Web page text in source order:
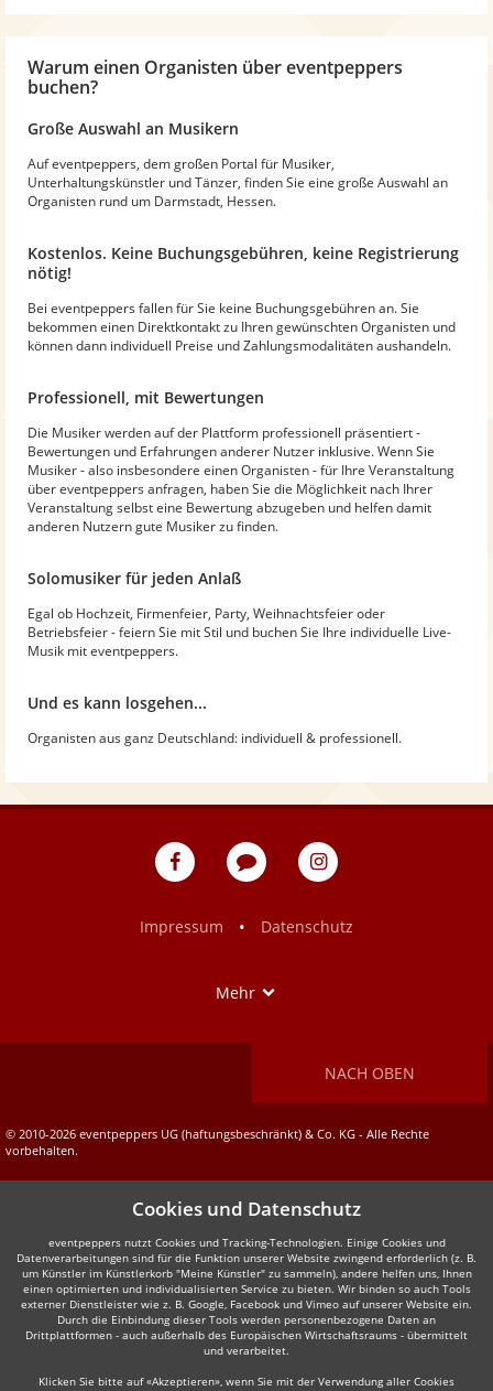
Warum einen Organisten über eventpeppers
buchen?
Große Auswahl an Musikern
Auf eventpeppers, dem großen Portal für Musiker,
Unterhaltungskünstler und Tänzer, finden Sie eine große Auswahl an
Organisten rund um Darmstadt, Hessen.
Kostenlos. Keine Buchungsgebühren, keine Registrierung
nötig!
Bei eventpeppers fallen für Sie keine Buchungsgebühren an. Sie
bekommen einen Direktkontakt zu Ihren gewünschten Organisten und
können dann individuell Preise und Zahlungsmodalitäten aushandeln.
Professionell, mit Bewertungen
Die Musiker werden auf der Plattform professionell präsentiert -
Bewertungen und Erfahrungen anderer Nutzer inklusive. Wenn Sie
Musiker - also insbesondere einen Organisten - für Ihre Veranstaltung
über eventpeppers anfragen, haben Sie die Möglichkeit nach Ihrer
Veranstaltung selbst eine Bewertung abzugeben und helfen damit
anderen Nutzern gute Musiker zu finden.
Solomusiker für jeden Anlaß
Egal ob Hochzeit, Firmenfeier, Party, Weihnachtsfeier oder
Betriebsfeier - feiern Sie mit Stil und buchen Sie Ihre individuelle Live-
Musik mit eventpeppers.
Und es kann losgehen...
Organisten aus ganz Deutschland: individuell & professionell.
eventpeppers
Blog
eventpeppers
Impressum
• Datenschutz
Mehr
NACH OBEN
© 2010-2026 eventpeppers UG (haftungsbeschränkt) & Co. KG - Alle Rechte
vorbehalten.
Cookies und Datenschutz
eventpeppers nutzt Cookies und Tracking-Technologien. Einige Cookies und
Datenverarbeitungen sind für die Funktion unserer Website zwingend erforderlich (z. B.
um Künstler im Künstlerkorb "Meine Künstler" zu sammeln), andere helfen uns, Ihnen
einen optimierten und individualisierten Service zu bieten. Wir binden so auch Tools
externer Dienstleister wie z. B. Google, Facebook und Vimeo auf unserer Website ein.
Durch die Einbindung dieser Tools werden personenbezogene Daten an
Drittplattformen - auch außerhalb des Europäischen Wirtschaftsraums - übermittelt
und verarbeitet.
Klicken Sie bitte auf «Akzeptieren», wenn Sie mit der Verwendung aller Cookies